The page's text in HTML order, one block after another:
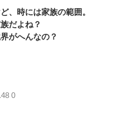
、時には家族の範囲。
だよね？
がへんなの？
0